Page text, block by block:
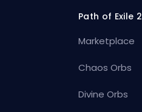
Path of Exile 2
Marketplace
Chaos Orbs
Divine Orbs